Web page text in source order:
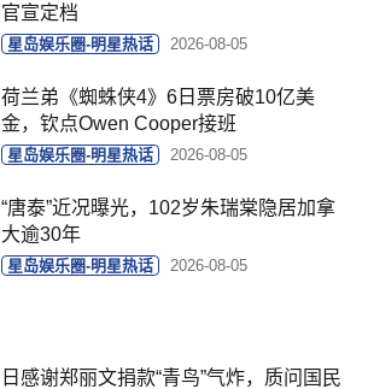
官宣定档
星岛娱乐圈-明星热话 2026-08-05
荷兰弟《蜘蛛侠4》6日票房破10亿美
金，钦点Owen Cooper接班
星岛娱乐圈-明星热话 2026-08-05
“唐泰”近况曝光，102岁朱瑞棠隐居加拿
大逾30年
星岛娱乐圈-明星热话 2026-08-05
日感谢郑丽文捐款“青鸟”气炸，质问国民